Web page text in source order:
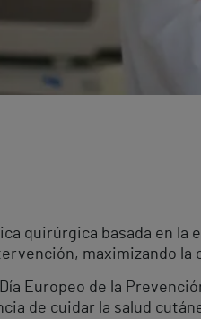
quirúrgica basada en
maximizando la
Europeo de la
de cuidar la salud